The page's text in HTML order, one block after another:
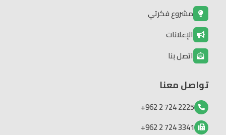
مشروع فكرتي
الإعلانات
اتصل بنا
تواصل معنا
2225 724 2 962+
3341 724 2 962+